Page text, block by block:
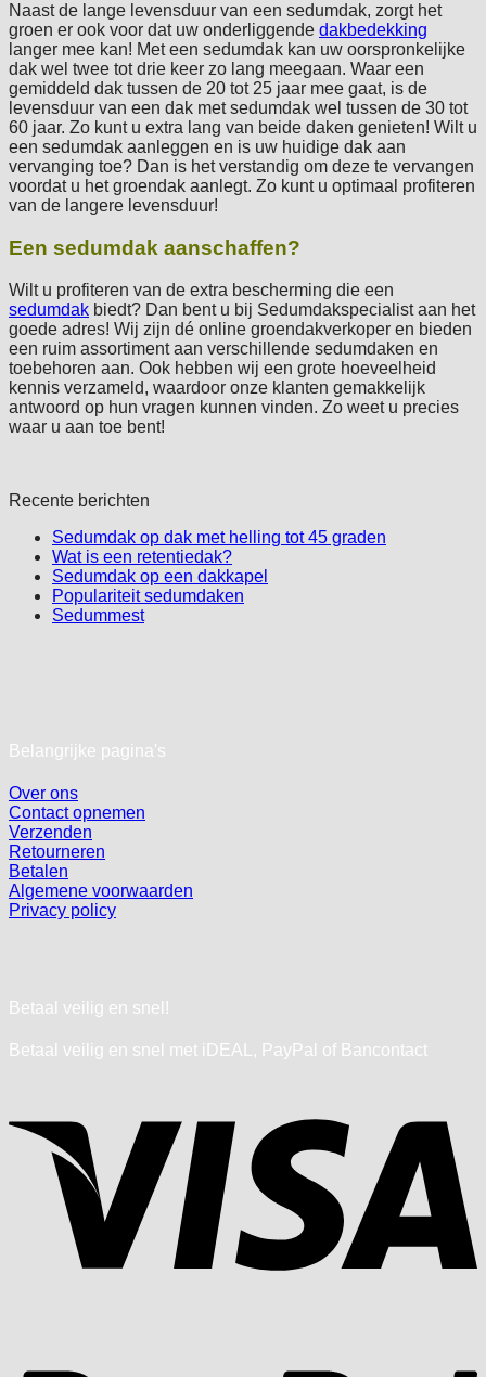
Naast de lange levensduur van een sedumdak, zorgt het
groen er ook voor dat uw onderliggende dakbedekking
langer mee kan! Met een sedumdak kan uw oorspronkelijke
dak wel twee tot drie keer zo lang meegaan. Waar een
gemiddeld dak tussen de 20 tot 25 jaar mee gaat, is de
levensduur van een dak met sedumdak wel tussen de 30 tot
60 jaar. Zo kunt u extra lang van beide daken genieten! Wilt u
een sedumdak aanleggen en is uw huidige dak aan
vervanging toe? Dan is het verstandig om deze te vervangen
voordat u het groendak aanlegt. Zo kunt u optimaal profiteren
van de langere levensduur!
Een sedumdak aanschaffen?
Wilt u profiteren van de extra bescherming die een
sedumdak biedt? Dan bent u bij Sedumdakspecialist aan het
goede adres! Wij zijn dé online groendakverkoper en bieden
een ruim assortiment aan verschillende sedumdaken en
toebehoren aan. Ook hebben wij een grote hoeveelheid
kennis verzameld, waardoor onze klanten gemakkelijk
antwoord op hun vragen kunnen vinden. Zo weet u precies
waar u aan toe bent!
Recente berichten
Sedumdak op dak met helling tot 45 graden
Wat is een retentiedak?
Sedumdak op een dakkapel
Populariteit sedumdaken
Sedummest
Belangrijke pagina's
Over ons
Contact opnemen
Verzenden
Retourneren
Betalen
Algemene voorwaarden
Privacy policy
Betaal veilig en snel!
Betaal veilig en snel met iDEAL, PayPal of Bancontact